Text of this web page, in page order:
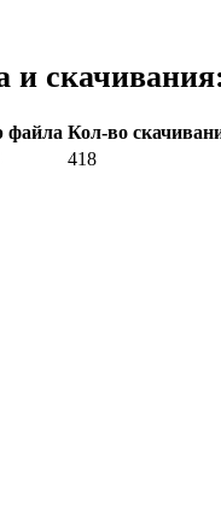
и
файла Кол-во
418